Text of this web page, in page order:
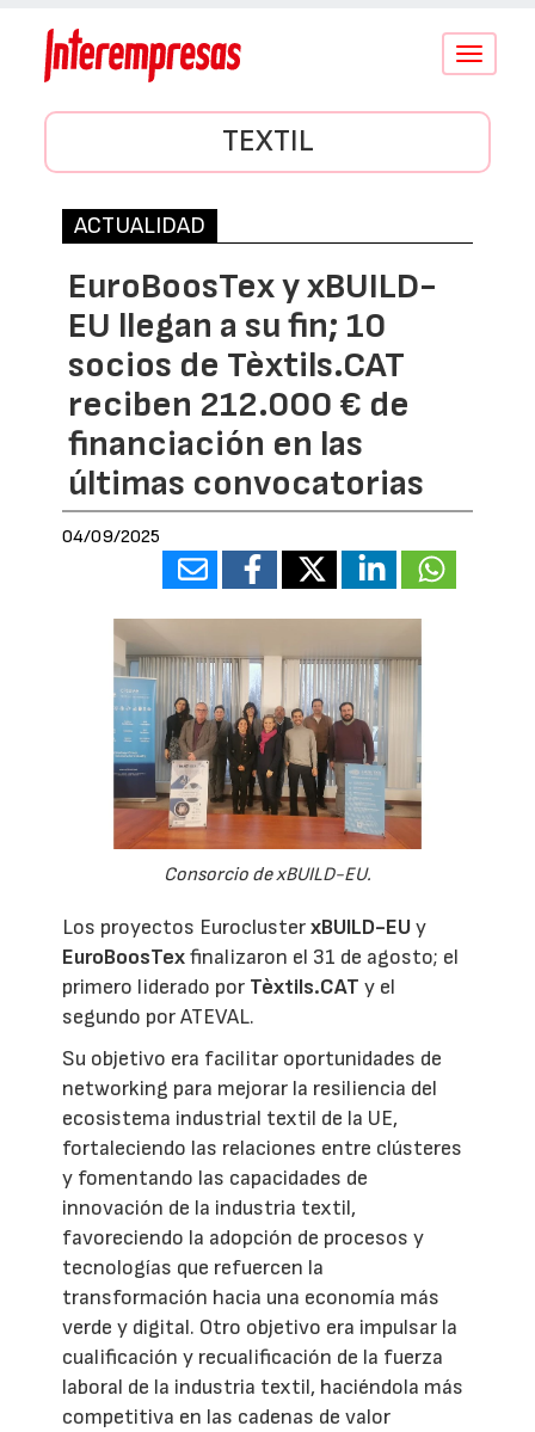
Conmutar
TEXTIL
ACTUALIDAD
EuroBoosTex y xBUILD-
EU llegan a su fin; 10
socios de Tèxtils.CAT
reciben 212.000 € de
financiación en las
últimas convocatorias
04/09/2025
Consorcio de xBUILD-EU.
Los proyectos EuroclusterxBUILD-EUy
EuroBoosTexfinalizaron el 31 de agosto; el
primero liderado por Tèxtils.CAT y el
segundo por ATEVAL.
Su objetivo era facilitar oportunidades de
networking para mejorar la resiliencia del
ecosistema industrial textil de la UE,
fortaleciendo las relaciones entre clústeres
y fomentando las capacidades de
innovación de la industria textil,
favoreciendo la adopción de procesos y
tecnologías que refuercen la
transformación hacia una economía más
verde y digital. Otro objetivo era impulsar la
cualificación y recualificación de la fuerza
laboral de la industria textil, haciéndola más
competitiva en las cadenas de valor